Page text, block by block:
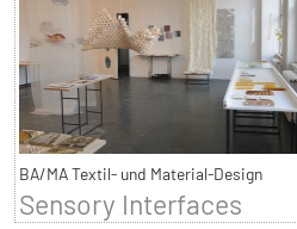
BA/MA Textil- und Material-Design
Sensory Interfaces